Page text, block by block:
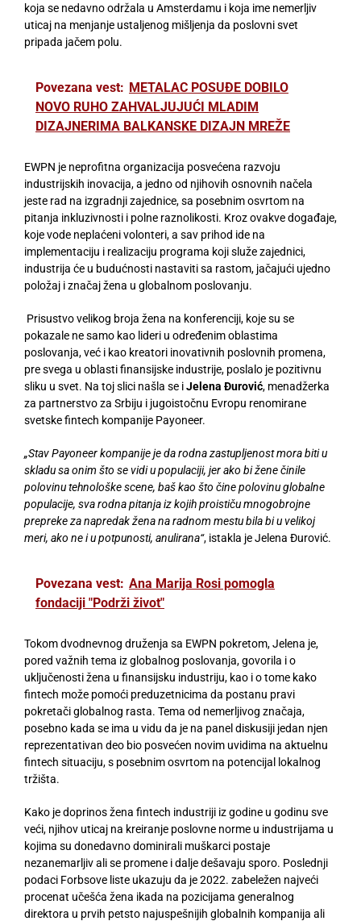
koja se nedavno održala u Amsterdamu i koja ime nemerljiv
uticaj na menjanje ustaljenog mišljenja da poslovni svet
pripada jačem polu.
Povezana vest: METALAC POSUĐE DOBILO
NOVO RUHO ZAHVALJUJUĆI MLADIM
DIZAJNERIMA BALKANSKE DIZAJN MREŽE
EWPN je neprofitna organizacija posvećena razvoju
industrijskih inovacija, a jedno od njihovih osnovnih načela
jeste rad na izgradnji zajednice, sa posebnim osvrtom na
pitanja inkluzivnosti i polne raznolikosti. Kroz ovakve događaje,
koje vode neplaćeni volonteri, a sav prihod ide na
implementaciju i realizaciju programa koji služe zajednici,
industrija će u budućnosti nastaviti sa rastom, jačajući ujedno
položaj i značaj žena u globalnom poslovanju.
Prisustvo velikog broja žena na konferenciji, koje su se
pokazale ne samo kao lideri u određenim oblastima
poslovanja, već i kao kreatori inovativnih poslovnih promena,
pre svega u oblasti finansijske industrije, poslalo je pozitivnu
sliku u svet. Na toj slici našla se iJelena Đurović, menadžerka
za partnerstvo za Srbiju i jugoistočnu Evropu renomirane
svetske fintech kompanije Payoneer.
„Stav Payoneer kompanije jeda rodna zastupljenost mora biti u
skladu sa onim što se vidi u populaciji, jer ako bi žene činile
polovinu tehnološke scene, baš kao što čine polovinu globalne
populacije, sva rodna pitanja iz kojih proističu mnogobrojne
prepreke za napredak žena na radnom mestu bila bi u velikoj
meri, ako ne i u potpunosti, anulirana“, istakla je Jelena Đurović.
Povezana vest: Ana Marija Rosi pomogla
fondaciji "Podrži život"
Tokom dvodnevnog druženja sa EWPN pokretom, Jelena je,
pored važnih tema iz globalnog poslovanja, govorila i o
uključenosti žena u finansijsku industriju, kao i o tome kako
fintech može pomoći preduzetnicima da postanu pravi
pokretači globalnog rasta. Tema od nemerljivog značaja,
posebno kada se ima u vidu da je na panel diskusiji jedan njen
reprezentativan deo bio posvećen novim uvidima na aktuelnu
fintech situaciju, s posebnim osvrtom na potencijal lokalnog
tržišta.
Kako je doprinos žena fintech industriji iz godine u godinu sve
veći, njihov uticaj na kreiranje poslovne norme u industrijama u
kojima su donedavno dominirali muškarci postaje
nezanemarljiv ali se promene i dalje dešavaju sporo. Poslednji
podaci Forbsove liste ukazuju da je 2022. zabeležen najveći
procenat učešća žena ikada na pozicijama generalnog
direktora u prvih petsto najuspešnijih globalnih kompanija ali